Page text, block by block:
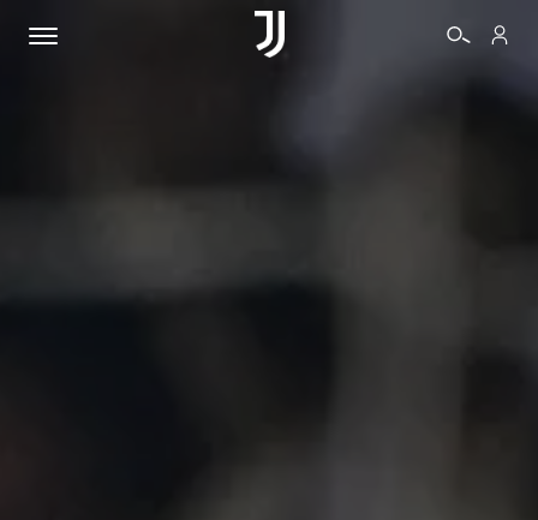
BIGLIETTI
SHOP
ALTRO